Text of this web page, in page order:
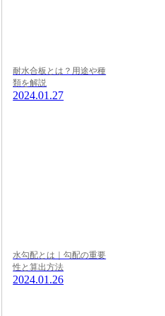
耐水合板とは？用途や種
類を解説
2024.01.27
水勾配とは｜勾配の重要
性と算出方法
2024.01.26